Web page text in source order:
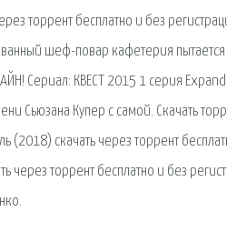
торрент бесплатно и без
шеф-повар кафетерия пытается
Сериал: КВЕСТ 2015 1 серия Expand
Купер с самой. Скачать
скачать через торрент
торрент бесплатно и без